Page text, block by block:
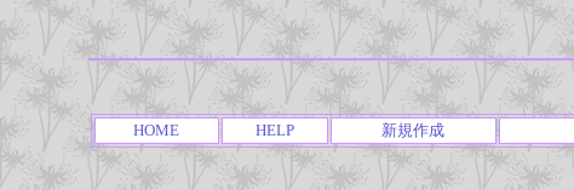
HOME HELP 新規作成